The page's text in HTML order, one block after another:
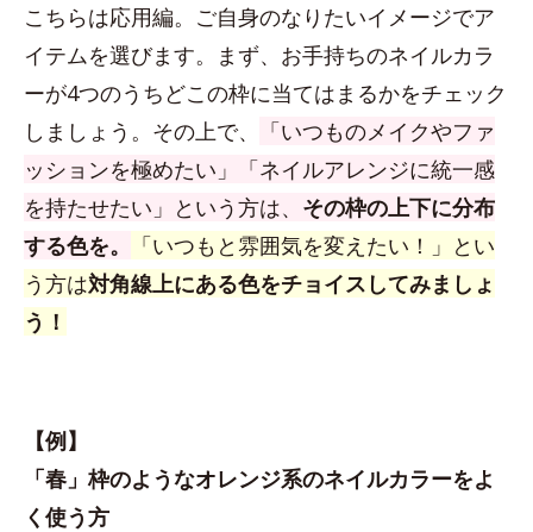
こちらは応用編。ご自身のなりたいイメージでア
イテムを選びます。まず、お手持ちのネイルカラ
ーが4つのうちどこの枠に当てはまるかをチェック
しましょう。その上で、
「いつものメイクやファ
ッションを極めたい」「ネイルアレンジに統一感
を持たせたい」という方は、 その枠の上下に分布
する色を。
「いつもと雰囲気を変えたい！」とい
う方は対角線上にある色をチョイスしてみましょ
う！
【例】
「春」枠のようなオレンジ系のネイルカラーをよ
く使う方